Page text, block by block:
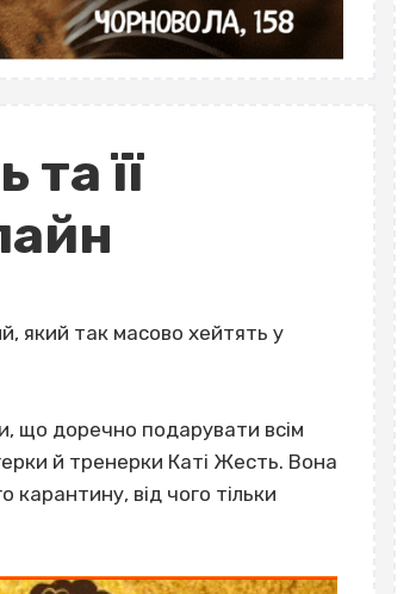
її
який так масово хейтять у
що доречно подарувати всім
й тренерки Каті Жесть. Вона
від чого тільки